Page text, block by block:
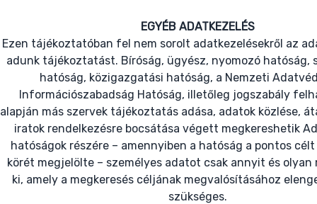
EGYÉB ADATKEZELÉS
Ezen tájékoztatóban fel nem sorolt adatkezelésekről az
adunk tájékoztatást. Bíróság, ügyész, nyomozó hatóság,
hatóság, közigazgatási hatóság, a Nemzeti
Információszabadság Hatóság, illetőleg jogszabály
alapján más szervek tájékoztatás adása, adatok közlése,
iratok rendelkezésre bocsátása végett megkereshetik
hatóságok részére – amennyiben a hatóság a pontos
körét megjelölte – személyes adatot csak annyit és olyan
ki, amely a megkeresés céljának megvalósításához
szükséges.